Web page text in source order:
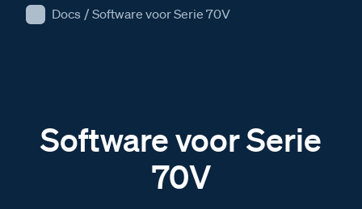
Docs / Software voor Serie 70V
Software voor Serie
70V